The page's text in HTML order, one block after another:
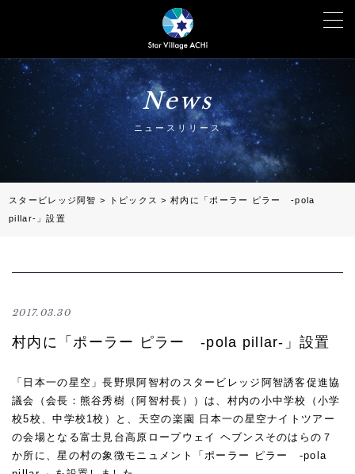
News
ニュースリリース
スタービレッジ阿智 > トピックス >村内に「ポーラー ピラー -pola
pillar-」設置
2017.03.30
村内に「ポーラー ピラー -pola pillar-」設置
「日本一の星空」長野県阿智村のスタービレッジ阿智誘客促進協
議会（会長：熊谷秀樹（阿智村長））は、村内の小中学校（小学
校5校、中学校1校）と、天空の楽園 日本一の星空ナイトツアー
の会場となる富士見台高原ロープウェイ ヘブンスそのはらの７
か所に、星の村の象徴モニュメント「ポーラー ピラー -pola